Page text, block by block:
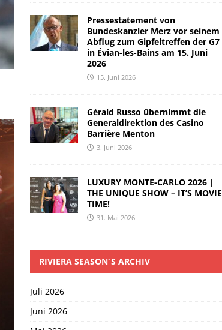
Pressestatement von
Bundeskanzler Merz vor seinem
Abflug zum Gipfeltreffen der G7
in Évian-les-Bains am 15. Juni
2026
15. Juni 2026
Gérald Russo übernimmt die
Generaldirektion des Casino
Barrière Menton
3. Juni 2026
LUXURY MONTE-CARLO 2026 |
THE UNIQUE SHOW – IT’S MOVIE
TIME!
31. Mai 2026
RIVIERA SEASON´S ARCHIV
Juli 2026
Juni 2026